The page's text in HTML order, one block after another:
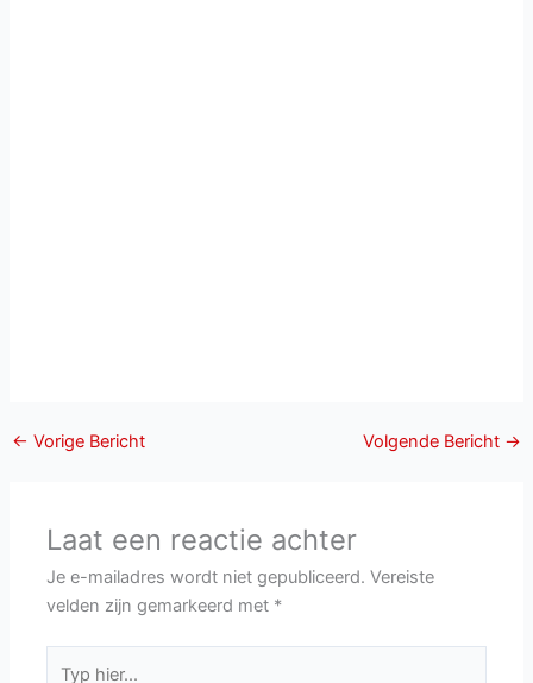
← Vorige Bericht Volgende Bericht →
Laat een reactie achter
Je e-mailadres wordt niet gepubliceerd. Vereiste
velden zijn gemarkeerd met *